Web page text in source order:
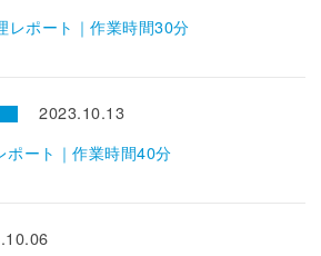
レポート｜作業時間30分
2023.10.13
ート｜作業時間40分